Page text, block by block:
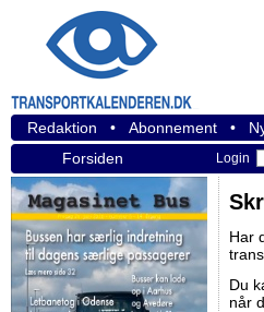
Redaktion • Abonnement •
Forsiden
Login
Har
Du
når